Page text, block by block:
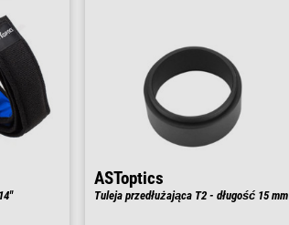
ASToptics
Tuleja przedłużająca T2 - długość 15 mm